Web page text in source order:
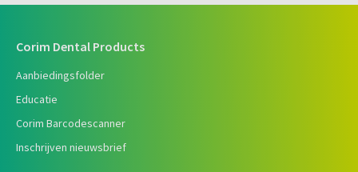
Corim Dental Products
Aanbiedingsfolder
Educatie
Corim Barcodescanner
Inschrijven nieuwsbrief